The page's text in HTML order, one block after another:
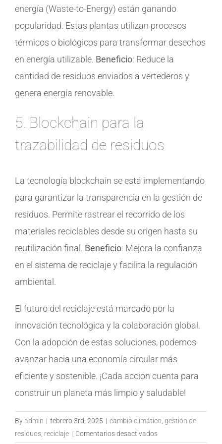
energía (Waste-to-Energy) están ganando
popularidad. Estas plantas utilizan procesos
térmicos o biológicos para transformar desechos
en energía utilizable. Beneficio: Reduce la
cantidad de residuos enviados a vertederos y
genera energía renovable.
5. Blockchain para la
trazabilidad de residuos
La tecnología blockchain se está implementando
para garantizar la transparencia en la gestión de
residuos. Permite rastrear el recorrido de los
materiales reciclables desde su origen hasta su
reutilización final. Beneficio: Mejora la confianza
en el sistema de reciclaje y facilita la regulación
ambiental.
El futuro del reciclaje está marcado por la
innovación tecnológica y la colaboración global.
Con la adopción de estas soluciones, podemos
avanzar hacia una economía circular más
eficiente y sostenible. ¡Cada acción cuenta para
construir un planeta más limpio y saludable!
Byadmin | febrero 3rd, 2025 | cambio climático, gestión de
residuos, reciclaje | Comentarios desactivadosen